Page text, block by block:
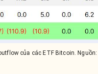
của các ETF Bitcoin.